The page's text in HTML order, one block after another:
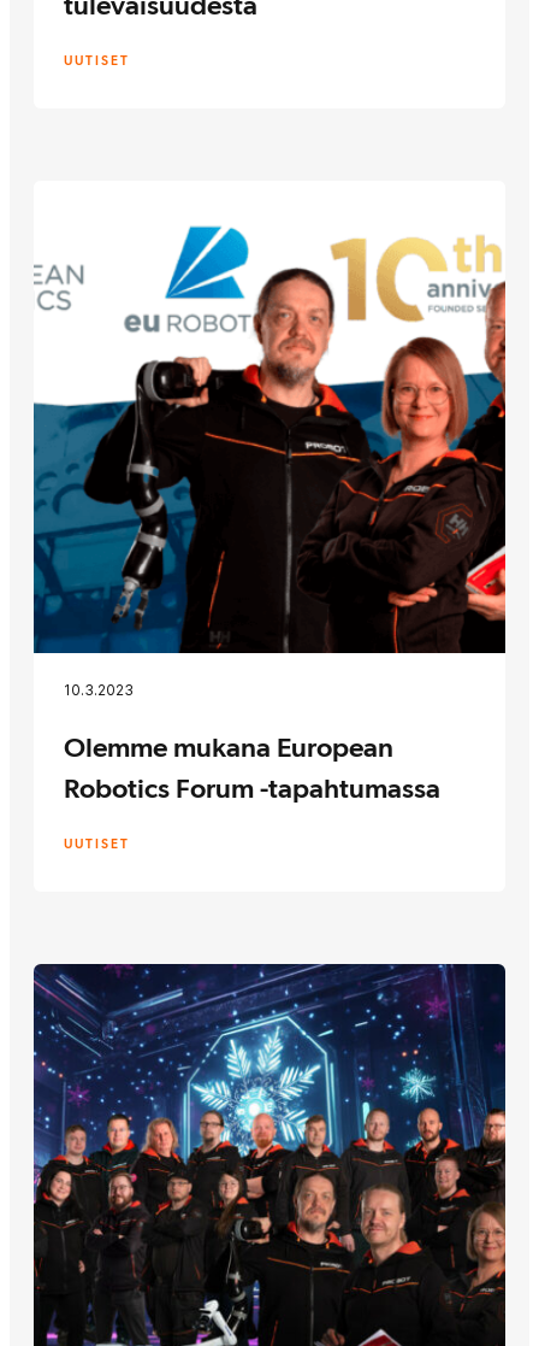
UUTISET
10.3.2023
UUTISET
Olemme mukana European
Robotics Forum -tapahtumassa